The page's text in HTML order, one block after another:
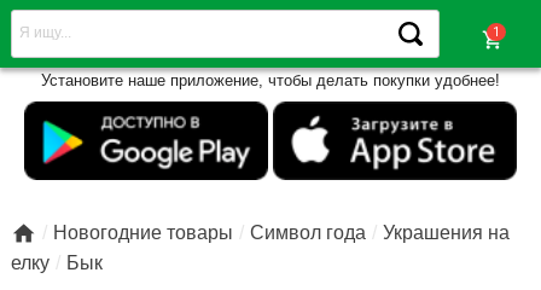
shopping_cart
Установите наше приложение, чтобы делать покупки удобнее!
 Новогодние товары Символ года
Украшения на
елку
Бык